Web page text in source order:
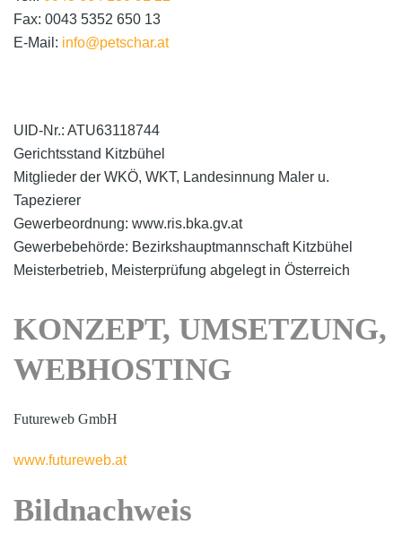
Fax: 0043 5352 650 13
E-Mail: info@petschar.at
UID-Nr.: ATU63118744
Gerichtsstand Kitzbühel
Mitglieder der WKÖ, WKT, Landesinnung Maler u.
Tapezierer
Gewerbeordnung: www.ris.bka.gv.at
Gewerbebehörde: Bezirkshauptmannschaft Kitzbühel
Meisterbetrieb, Meisterprüfung abgelegt in Österreich
KONZEPT, UMSETZUNG,
WEBHOSTING
Futureweb GmbH
www.futureweb.at
Bildnachweis